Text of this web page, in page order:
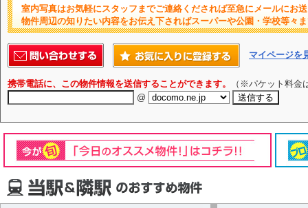
室内写真はお気軽にスタッフまでご連絡くだされば至急にメールにお
物件周辺の知りたい内容をお伝え下さればスーパーや公園・学校等々
マイページを
携帯電話に、この物件情報を送信することができます。
（※パケット料金
@